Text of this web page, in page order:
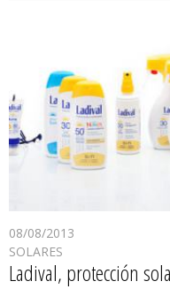
08/08/2013
SOLARES
Ladival, protección